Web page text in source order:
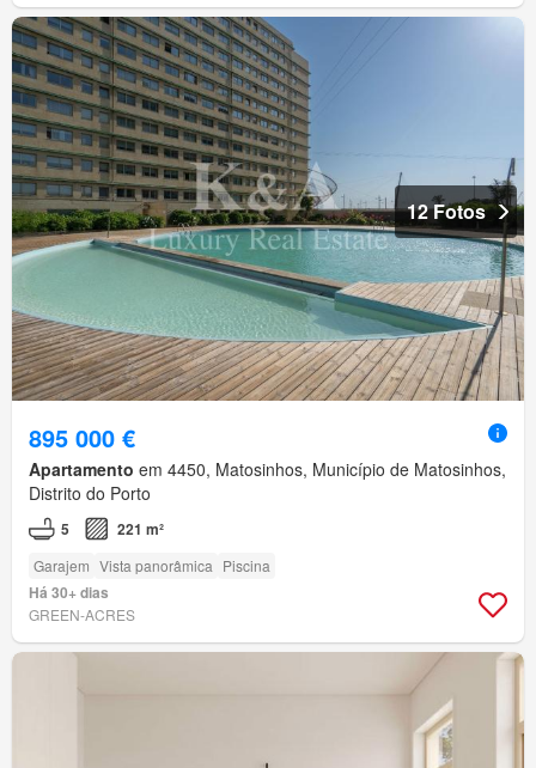
12 Fotos
895 000 €
Apartamento em 4450, Matosinhos, Município de Matosinhos,
Distrito do Porto
5 221 m²
Garajem Vista panorâmica Piscina
Há 30+ dias
GREEN-ACRES